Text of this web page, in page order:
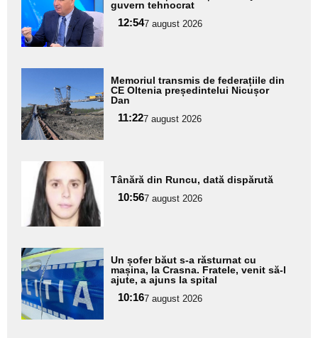
aici textul
pentru
subtitlu
guvern tehnocrat
12:547 august 2026
aici textul
pentru
subtitlu
Memoriul transmis de federațiile din
CE Oltenia președintelui Nicușor
Dan
11:227 august 2026
Adaugă
aici textul
pentru
subtitlu
Tânără din Runcu, dată dispărută
10:567 august 2026
Adaugă
aici textul
pentru
subtitlu
Un șofer băut s-a răsturnat cu
mașina, la Crasna. Fratele, venit să-l
ajute, a ajuns la spital
10:167 august 2026